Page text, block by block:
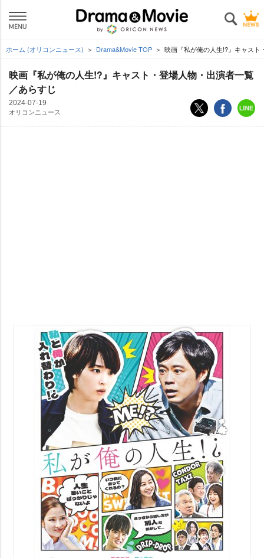
ホーム (オリコンニュース) Drama&Movie TOP 映画『私が俺の人生!?』キャス
映画『私が俺の人生!?』キャスト・登場人物・出演者一覧
／あらすじ
2024-07-19
オリコンニュース